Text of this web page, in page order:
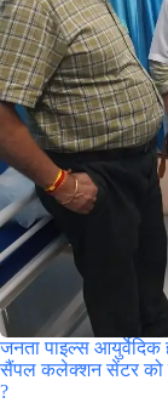
जनता पाइल्स
सैंपल कलेक्शन सेंटर को
?